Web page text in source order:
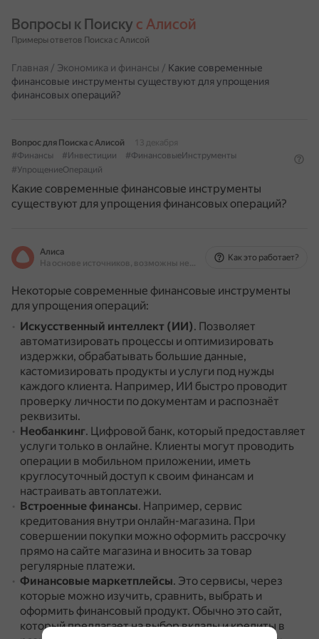
Вопросы к Поиску с Алисой
Примеры ответов Поиска с Алисой
Главная / Экономика и финансы / Какие современные
финансовые инструменты существуют для упрощения
финансовых операций?
Вопрос для Поиска с Алисой
13 декабря
#Финансы
#Инвестиции
#ФинансовыеИнструменты
#УпрощениеОпераций
Какие современные финансовые инструменты
существуют для упрощения финансовых операций?
Алиса
На основе источников, возможны неточности
Как это работает?
Некоторые современные финансовые инструменты
для упрощения операций:
Искусственный интеллект (ИИ). Позволяет
автоматизировать процессы и оптимизировать
издержки, обрабатывать большие данные,
кастомизировать продукты и услуги под нужды
каждого клиента. Например, ИИ быстро проводит
проверку личности по документам и распознаёт
реквизиты.
Необанкинг. Цифровой банк, который предоставляет
услуги только в онлайне. Клиенты могут проводить
операции в мобильном приложении, иметь
круглосуточный доступ к своим финансам и
настраивать автоплатежи.
Встроенные финансы. Например, сервис
кредитования внутри онлайн-магазина. При
совершении покупки можно оформить рассрочку
прямо на сайте магазина и вносить за товар
регулярные платежи.
Финансовые маркетплейсы. Это сервисы, через
которые можно изучить, сравнить, выбрать и
оформить финансовый продукт. Обычно это сайт,
который предлагает на выбор вклады и кредиты в